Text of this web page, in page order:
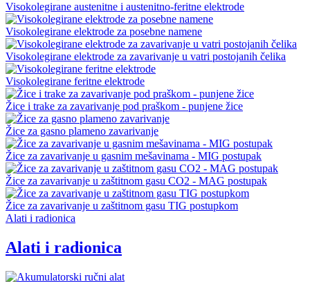
Visokolegirane austenitne i austenitno-feritne elektrode
Visokolegirane elektrode za posebne namene
Visokolegirane elektrode za zavarivanje u vatri postojanih čelika
Visokolegirane feritne elektrode
Žice i trake za zavarivanje pod praškom - punjene žice
Žice za gasno plameno zavarivanje
Žice za zavarivanje u gasnim mešavinama - MIG postupak
Žice za zavarivanje u zaštitnom gasu CO2 - MAG postupak
Žice za zavarivanje u zaštitnom gasu TIG postupkom
Alati i radionica
Alati i radionica